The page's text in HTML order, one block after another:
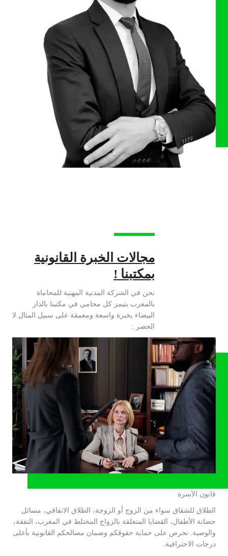
مجالات الخبرة القانونية
بمكتبنا !
نحن في الشركة المدنية المهنية للمحاماة
بالمغرب يتيمز كل محامي في مكتبنا بالدار
البيضاء بخبرة واسعة ومعمقة على سبيل المثال لا
الحصر :
قانون الأسرة
الطلاق للشقاق سواء من الزوج أو الزوجة، الطلاق الاتفاقي، مسائل
حضانة الأطفال، القضايا المتعلقة بالزواج المختلط في المغرب، النفقة،
والوصية. نحرص على حماية حقوقكم وضمان مصالحكم القانونية بأعلى
درجات الاحترافية.